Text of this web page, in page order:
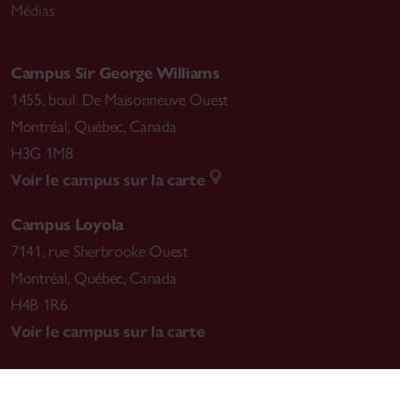
Médias
Campus Sir George Williams
1455, boul. De Maisonneuve Ouest
Montréal, Québec, Canada
H3G 1M8
Voir le campus sur la carte
Campus Loyola
7141, rue Sherbrooke Ouest
Montréal, Québec, Canada
H4B 1R6
Voir le campus sur la carte